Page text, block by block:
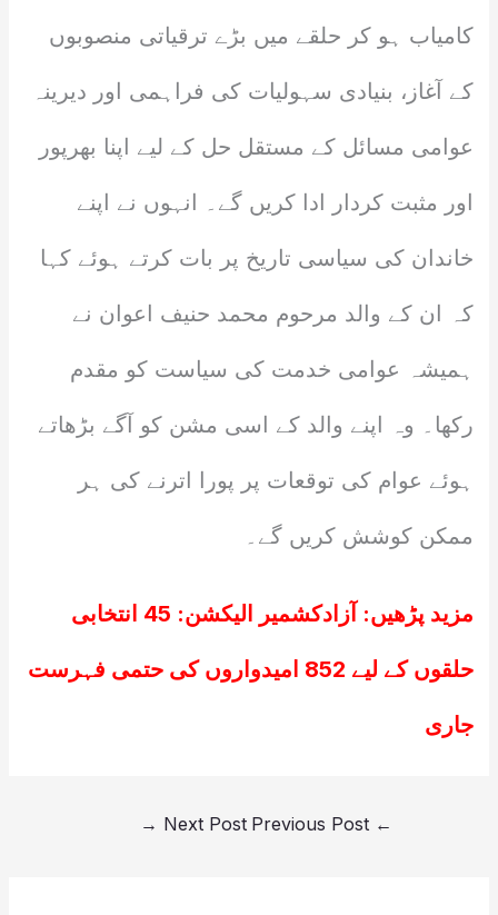
کامیاب ہو کر حلقے میں بڑے ترقیاتی منصوبوں
کے آغاز، بنیادی سہولیات کی فراہمی اور دیرینہ
عوامی مسائل کے مستقل حل کے لیے اپنا بھرپور
اور مثبت کردار ادا کریں گے۔ انہوں نے اپنے
خاندان کی سیاسی تاریخ پر بات کرتے ہوئے کہا
کہ ان کے والد مرحوم محمد حنیف اعوان نے
ہمیشہ عوامی خدمت کی سیاست کو مقدم
رکھا۔ وہ اپنے والد کے اسی مشن کو آگے بڑھاتے
ہوئے عوام کی توقعات پر پورا اترنے کی ہر
ممکن کوشش کریں گے۔
مزید پڑھیں: آزادکشمیر الیکشن: 45 انتخابی
حلقوں کے لیے 852 امیدواروں کی حتمی فہرست
جاری
←
Next Post
→